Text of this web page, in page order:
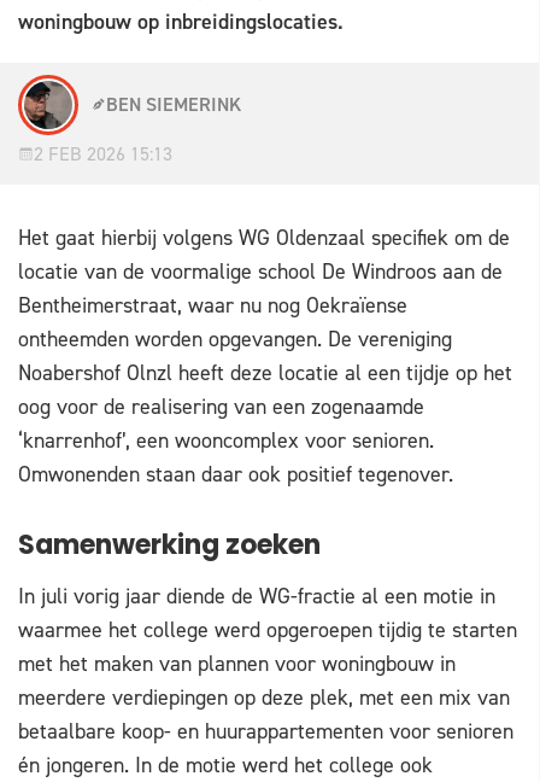
woningbouw op inbreidingslocaties.
BEN SIEMERINK
2 FEB 2026 15:13
Het gaat hierbij volgens WG Oldenzaal specifiek om de
locatie van de voormalige school De Windroos aan de
Bentheimerstraat, waar nu nog Oekraïense
ontheemden worden opgevangen. De vereniging
Noabershof Olnzl heeft deze locatie al een tijdje op het
oog voor de realisering van een zogenaamde
‘knarrenhof’, een wooncomplex voor senioren.
Omwonenden staan daar ook positief tegenover.
Samenwerking zoeken
In juli vorig jaar diende de WG-fractie al een motie in
waarmee het college werd opgeroepen tijdig te starten
met het maken van plannen voor woningbouw in
meerdere verdiepingen op deze plek, met een mix van
betaalbare koop- en huurappartementen voor senioren
én jongeren. In de motie werd het college ook